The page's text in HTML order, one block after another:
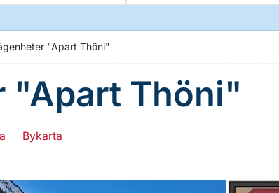
"Apart Thöni"
"Apart Thöni"
Bykarta